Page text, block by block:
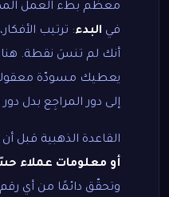
معظم بطء العمل
في البدء: ترتيب
أنك لم تنسَ نقطة. هنا
يعطيك مسودّة معقولة
إلى دور المراجِع بدل
القاعدة الذهبية قبل أن
أو معلومات عملاء
وتحقّق دائمًا من أي